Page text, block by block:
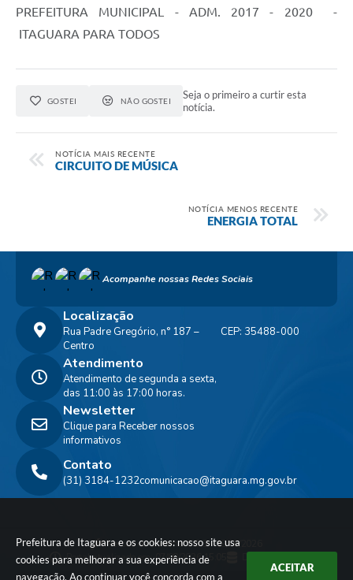
Prefeitura de Itaguara e os cookies: nosso site usa
cookies para melhorar a sua experiência de
navegação. Ao continuar você concorda com a
ACEITAR
PREFEITURA MUNICIPAL - ADM. 2017 - 2020 -
ITAGUARA PARA TODOS
GOSTEI NÃO GOSTEI
Seja o primeiro a curtir esta
notícia.
NOTÍCIA MAIS RECENTE
CIRCUITO DE MÚSICA
NOTÍCIA MENOS RECENTE
ENERGIA TOTAL
Acompanhe nossas Redes Sociais
Localização
Rua Padre Gregório, n° 187 –
Centro
CEP: 35488-000
Contato
(31) 3184-1232comunicacao@itaguara.mg.gov.br
Atendimento
Atendimento de segunda a sexta,
das 11:00 às 17:00 horas.
Newsletter
Clique para Receber nossos
informativos
Versão do Sistema:3.5.3 - 19/06/2026
Portal atualizado em:07/08/2026 15:05 Dados Abertos